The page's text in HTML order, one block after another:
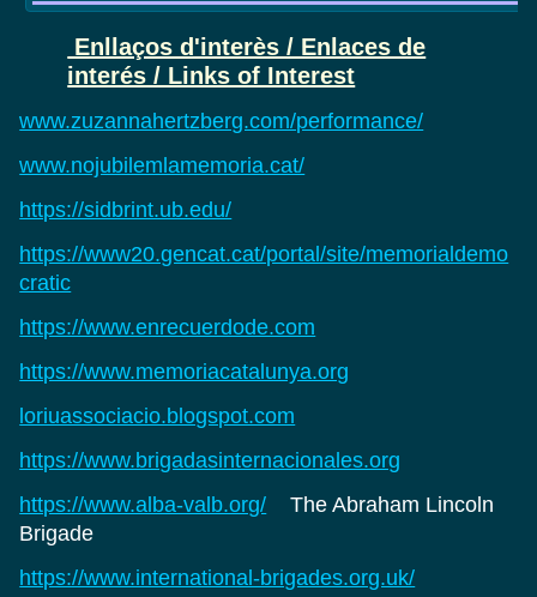
Enllaços d'interès / Enlaces de
interés / Links of Interest
www.zuzannahertzberg.com/performance/
www.nojubilemlamemoria.cat/
https://sidbrint.ub.edu/
https://www20.gencat.cat/portal/site/memorialdemo
cratic
https://www.enrecuerdode.com
https://www.memoriacatalunya.org
loriuassociacio.blogspot.com
https://www.brigadasinternacionales.org
https://www.alba-valb.org/ The Abraham Lincoln
Brigade
https://www.international-brigades.org.uk/